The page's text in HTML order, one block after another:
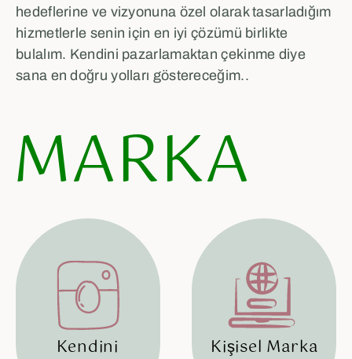
hedeflerine ve vizyonuna özel olarak tasarladığım
hizmetlerle senin için en iyi çözümü birlikte
bulalım. Kendini pazarlamaktan çekinme diye
sana en doğru yolları göstereceğim..
MARKA
Kendini Kişisel Marka